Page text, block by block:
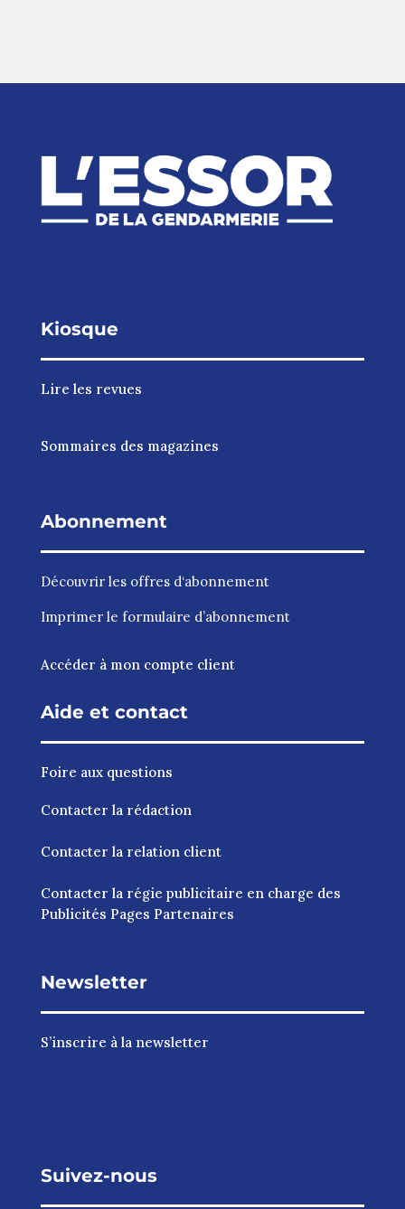
Kiosque
Lire les revues
Sommaires des magazines
Abonnement
Découvrir les offres d‘abonnement
Imprimer le formulaire d’abonnement
Accéder à mon compte client
Aide et contact
Foire aux questions
Contacter la rédaction
Contacter la relation client
Contacter la régie publicitaire en charge des
Publicités Pages Partenaires
Newsletter
S’inscrire à la newsletter
Suivez-nous